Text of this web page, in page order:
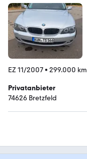
EZ 11/2007• 299.000 km
Privatanbieter
74626 Bretzfeld